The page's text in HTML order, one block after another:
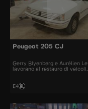
Peugeot 205 CJ
Gerry Blyenberg e Aurélien
lavorano al restauro di veicoli
E4